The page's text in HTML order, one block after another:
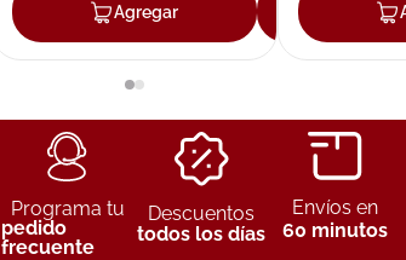
AgregarAgregar
Programa tu
pedido
frecuente
Descuentos
todos los días
Envíos en
60 minutos